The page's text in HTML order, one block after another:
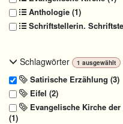
Anthologie (1)
Schriftstellerin.
Schlagwörter 1 ausgewählt
Satirische Erzählung (3)
Eifel (2)
Evangelische Kirche
(1)